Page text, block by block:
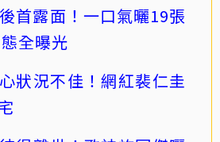
首露面！一口氣曬19張
全曝光
狀況不佳！網紅裴仁圭